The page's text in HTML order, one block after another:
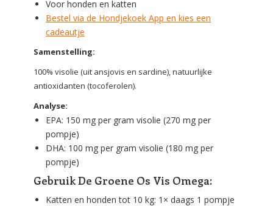
Voor honden en katten
Bestel via de Hondjekoek App en kies een
cadeautje
Samenstelling:
100% visolie (uit ansjovis en sardine), natuurlijke
antioxidanten (tocoferolen).
Analyse:
EPA: 150 mg per gram visolie (270 mg per
pompje)
DHA: 100 mg per gram visolie (180 mg per
pompje)
Gebruik De Groene Os Vis Omega:
Katten en honden tot 10 kg: 1× daags 1 pompje